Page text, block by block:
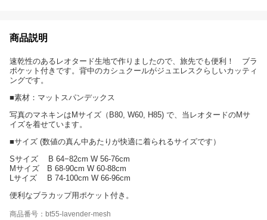
商品説明
速乾性のあるレオタード生地で作りましたので、旅先でも便利！ ブラ
ポケット付きです。背中のカシュクールがジュエレスクらしいカッティ
ングです。
■素材：マットスパンデックス
写真のマネキンはMサイズ（B80, W60, H85) で、当レオタードのMサ
イズを着せています。
■サイズ (数値の真ん中あたりが快適に着られるサイズです）
Sサイズ B 64−82cm W 56-76cm
Mサイズ B 68-90cm W 60-88cm
Lサイズ B 74-100cm W 66-96cm
便利なブラカップ用ポケット付き。
商品番号：bt55-lavender-mesh